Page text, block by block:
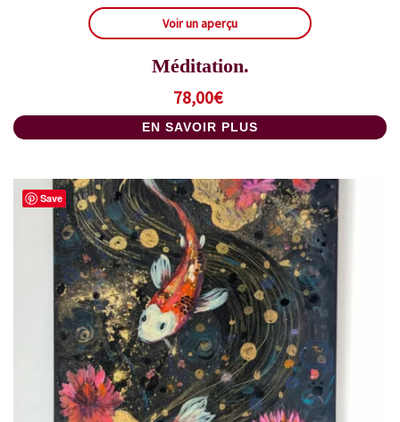
Voir un aperçu
Méditation.
78,00€
EN SAVOIR PLUS
Save